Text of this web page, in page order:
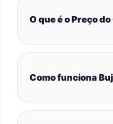
O que é o Preço do
Como funciona